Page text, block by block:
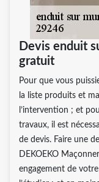
Devis enduit
gratuit
Pour que vous
la liste produits et
l’intervention ; et
travaux, il est
de devis. Faire une
DEKOEKO
engagement de